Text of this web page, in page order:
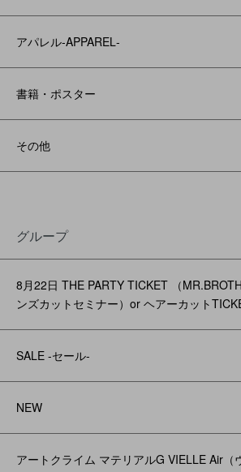
アパレル‐APPAREL‐
書籍・ポスター
その他
グループ
8月22日 THE PARTY TICKET （
ンズカットセミナー）or ヘアーカット
SALE -セール-
NEW
アートクライム マテリアルG VIELLE Air（